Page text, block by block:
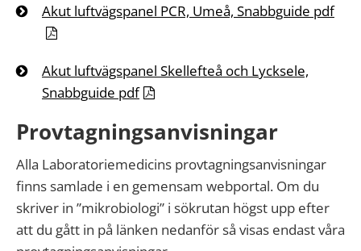
Akut luftvägspanel PCR, Umeå, Snabbguide pdf
Akut luftvägspanel Skellefteå och Lycksele,
Snabbguide pdf
Provtagningsanvisningar
Alla Laboratoriemedicins provtagningsanvisningar
finns samlade i en gemensam webportal. Om du
skriver in ”mikrobiologi” i sökrutan högst upp efter
att du gått in på länken nedanför så visas endast våra